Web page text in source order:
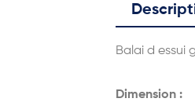
Balai d essui
Dimension :